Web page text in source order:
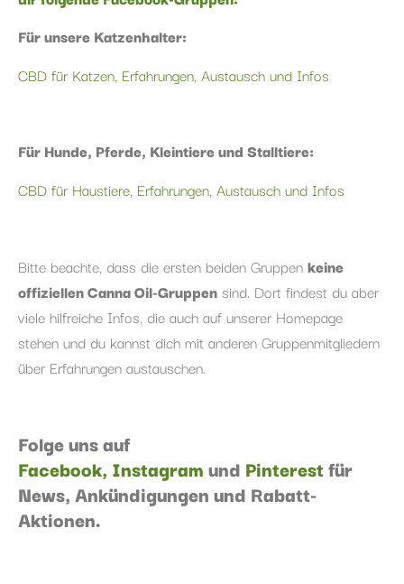
Für unsere Katzenhalter:
CBD für Katzen, Erfahrungen, Austausch und Infos
Für Hunde, Pferde, Kleintiere und Stalltiere:
CBD für Haustiere, Erfahrungen, Austausch und Infos
Bitte beachte, dass die ersten beiden Gruppenkeine
offiziellen Canna Oil-Gruppen sind. Dort findest du aber
viele hilfreiche Infos, die auch auf unserer Homepage
stehen und du kannst dich mit anderen Gruppenmitgliedern
über Erfahrungen austauschen.
Folge uns auf
Facebook, Instagramund Pinterestfür
News, Ankündigungen und Rabatt-
Aktionen.